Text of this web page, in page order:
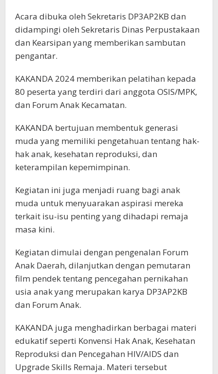
Acara dibuka oleh Sekretaris DP3AP2KB dan
didampingi oleh Sekretaris Dinas Perpustakaan
dan Kearsipan yang memberikan sambutan
pengantar.
KAKANDA 2024 memberikan pelatihan kepada
80 peserta yang terdiri dari anggota OSIS/MPK,
dan Forum Anak Kecamatan.
KAKANDA bertujuan membentuk generasi
muda yang memiliki pengetahuan tentang hak-
hak anak, kesehatan reproduksi, dan
keterampilan kepemimpinan.
Kegiatan ini juga menjadi ruang bagi anak
muda untuk menyuarakan aspirasi mereka
terkait isu-isu penting yang dihadapi remaja
masa kini.
Kegiatan dimulai dengan pengenalan Forum
Anak Daerah, dilanjutkan dengan pemutaran
film pendek tentang pencegahan pernikahan
usia anak yang merupakan karya DP3AP2KB
dan Forum Anak.
KAKANDA juga menghadirkan berbagai materi
edukatif seperti Konvensi Hak Anak, Kesehatan
Reproduksi dan Pencegahan HIV/AIDS dan
Upgrade Skills Remaja. Materi tersebut